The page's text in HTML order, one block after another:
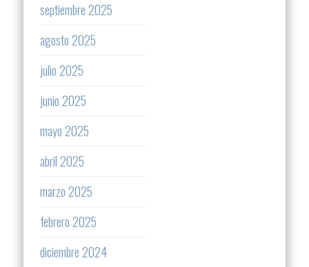
septiembre 2025
agosto 2025
julio 2025
junio 2025
mayo 2025
abril 2025
marzo 2025
febrero 2025
diciembre 2024